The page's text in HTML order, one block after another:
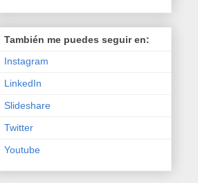
También me puedes seguir en:
Instagram
LinkedIn
Slideshare
Twitter
Youtube